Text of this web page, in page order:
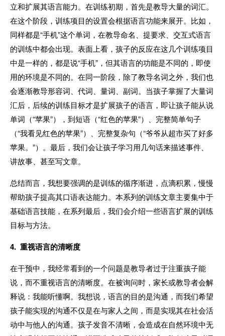
立和扩展其语言能力。在训练初期，首先是教导大量的词汇。
在这个阶段，训练项目的设置会根据语言功能来展开。比如，
同样都是“手机”这个单词，在教导命名、提要求、交互式语言
的训练中都会出现。表面上看，孩子的反应在这几个训练项目
中是一样的，都是说“手机”，但其语言的功能是不同的，即使
用的环境是不同的。在同一阶段，除了教导名词之外，我们也
会逐渐教导形容词、代词、量词、副词。当孩子掌握了大量词
汇后，后续的训练目标才是扩展孩子的语言，即让孩子能从说
单词（“苹果”），到短语（“红色的苹果”）、完整简单句子
（“我看见红色的苹果”）、完整复杂句（“爷爷从超市买了好多
苹果。”）。最后，我们会让孩子学习用几句话来描述事件、
讲故事、甚至写文章。
总结而言，我想要强调的是训练的循序渐进，点滴积累，慢慢
帮助孩子提高其口语表达能力。本系列的训练文章主要集中于
基础语言技能，在系列最后，我们会介绍一些语言扩展的训练
目标与方法。
4. 重视语言的清晰度
在干预中，我经常看到的一个问题是教导者过于注重孩子能
说，而不重视语言的清晰度。在被询问时，家长或教导者会解
释说：我能听懂啊。我想说，语言的目的是沟通，而我们希望
孩子能实现的沟通不仅是在与家人之间，而是实现其在社会活
动中与他人的沟通。孩子发音不清晰，会造成在自然环境中无